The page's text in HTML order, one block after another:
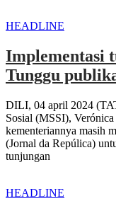
HEADLINE
Implementasi
Tunggu
DILI, 04 april 2024
Sosial (MSSI),
kementeriannya masih
(Jornal da Repúlica)
tunjungan
HEADLINE